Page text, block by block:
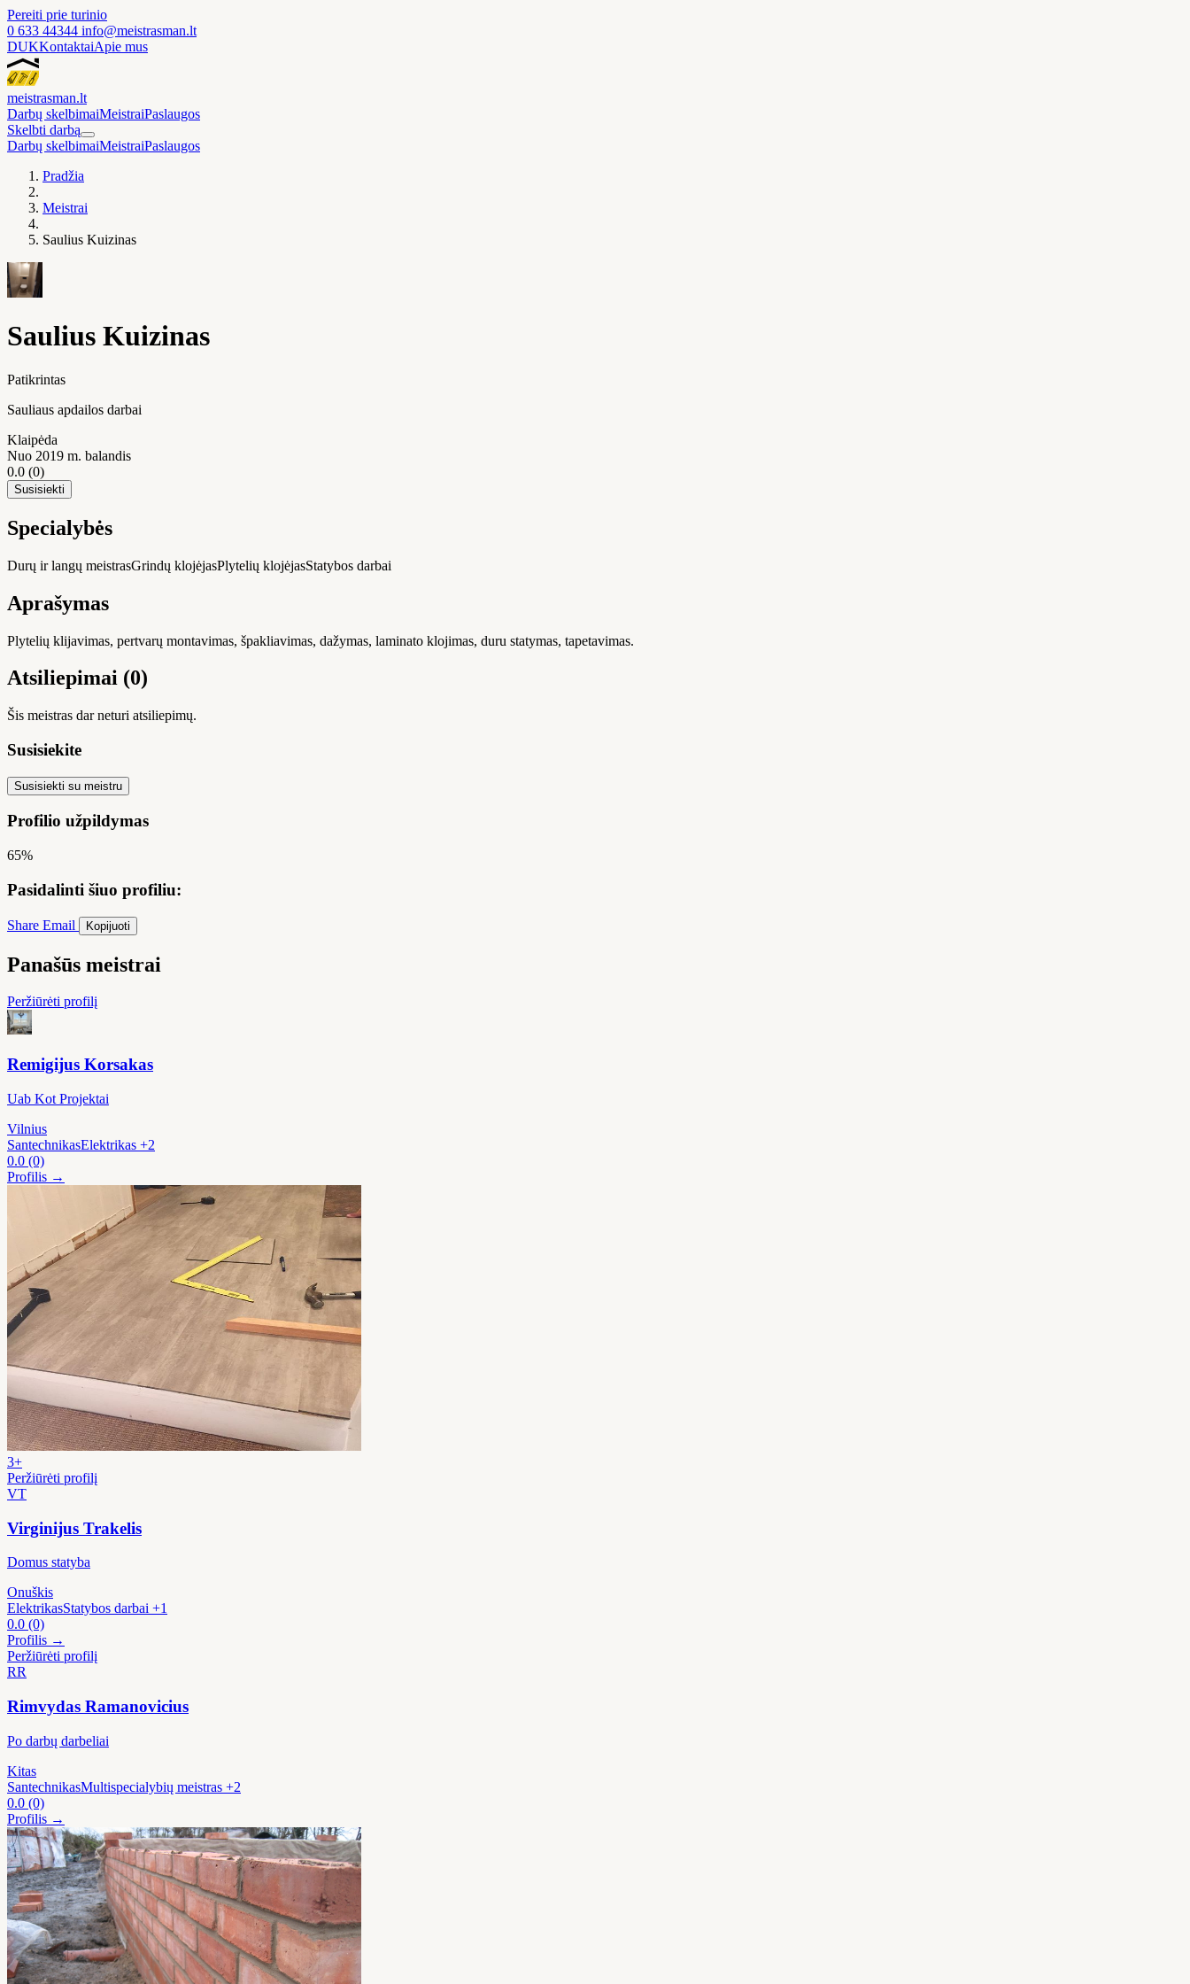
Pereiti prie turinio
0 633 44344 info@meistrasman.lt
DUKKontaktaiApie mus
meistrasman.lt
Darbų skelbimaiMeistraiPaslaugos
Skelbti darbą
Darbų skelbimaiMeistraiPaslaugos
Pradžia
Meistrai
Saulius Kuizinas
Saulius Kuizinas
Patikrintas
Sauliaus apdailos darbai
Klaipėda
Nuo 2019 m. balandis
0.0 (0)
Susisiekti
Specialybės
Durų ir langų meistrasGrindų klojėjasPlytelių klojėjasStatybos darbai
Aprašymas
Plytelių klijavimas, pertvarų montavimas, špakliavimas, dažymas, laminato klojimas, duru statymas, tapetavimas.
Atsiliepimai (0)
Šis meistras dar neturi atsiliepimų.
Susisiekite
Susisiekti su meistru
Profilio užpildymas
65%
Pasidalinti šiuo profiliu:
Share Email Kopijuoti
Panašūs meistrai
Peržiūrėti profilį
Remigijus Korsakas
Uab Kot Projektai
Vilnius
SantechnikasElektrikas +2
0.0 (0)
Profilis →
3+
Peržiūrėti profilį
VT
Virginijus Trakelis
Domus statyba
Onuškis
ElektrikasStatybos darbai +1
0.0 (0)
Profilis →
Peržiūrėti profilį
RR
Rimvydas Ramanovicius
Po darbų darbeliai
Kitas
SantechnikasMultispecialybių meistras +2
0.0 (0)
Profilis →